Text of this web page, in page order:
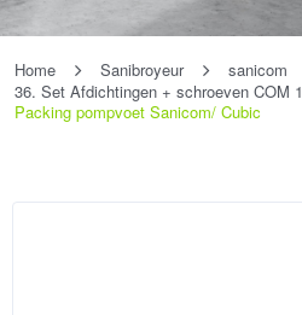
Home Sanibroyeur sanicom
36. Set Afdichtingen + schroeven COM 1
Packing pompvoet Sanicom/ Cubic